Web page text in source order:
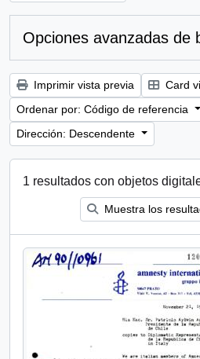
Opciones avanzadas de
Imprimir vista previa Card
Ordenar por: Código de referencia
Dirección: Descendente
1 resultados con objetos
Muestra los